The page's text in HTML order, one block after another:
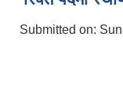
Submitted on: